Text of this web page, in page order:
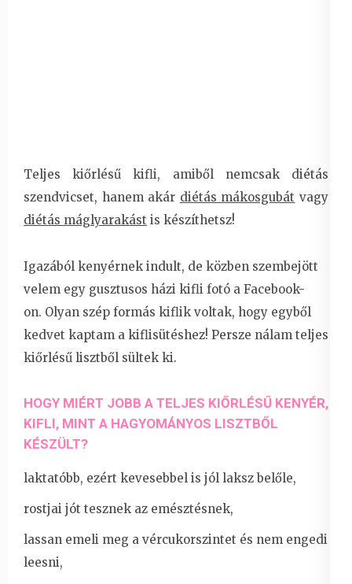
Teljes kiőrlésű kifli, amiből nemcsak diétás
szendvicset, hanem akár diétás mákosgubát vagy
diétás máglyarakást is készíthetsz!
Igazából kenyérnek indult, de közben szembejött
velem egy gusztusos házi kifli fotó a Facebook-
on. Olyan szép formás kiflik voltak, hogy egyből
kedvet kaptam a kiflisütéshez! Persze nálam teljes
kiőrlésű lisztből sültek ki.
HOGY MIÉRT JOBB A TELJES KIŐRLÉSŰ KENYÉR,
KIFLI, MINT A HAGYOMÁNYOS LISZTBŐL
KÉSZÜLT?
laktatóbb, ezért kevesebbel is jól laksz belőle,
rostjai jót tesznek az emésztésnek,
lassan emeli meg a vércukorszintet és nem engedi
leesni,